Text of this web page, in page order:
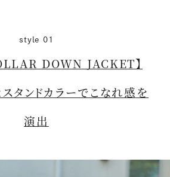
style 01
DOWN JACKET】
タンドカラーでこなれ感を
演出